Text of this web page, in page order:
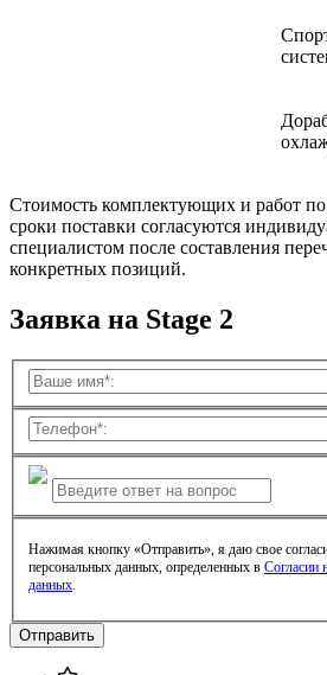
Стоимость комплектующих и работ по
сроки поставки согласуются
специалистом после составления
конкретных позиций.
Заявка на Stage 2
Нажимая кнопку «Отправить», я даю свое
персональных данных, определенных в Согласии
данных